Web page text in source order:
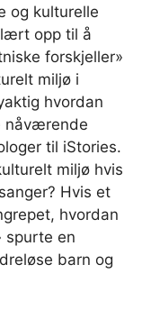
og kulturelle
opp til å
forskjeller»
miljø i
hvordan
nåværende
til iStories.
miljø hvis
Hvis et
hvordan
spurte en
barn og